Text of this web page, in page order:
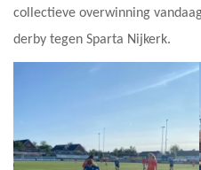
collectieve overwinning
derby tegen Sparta Nijkerk.